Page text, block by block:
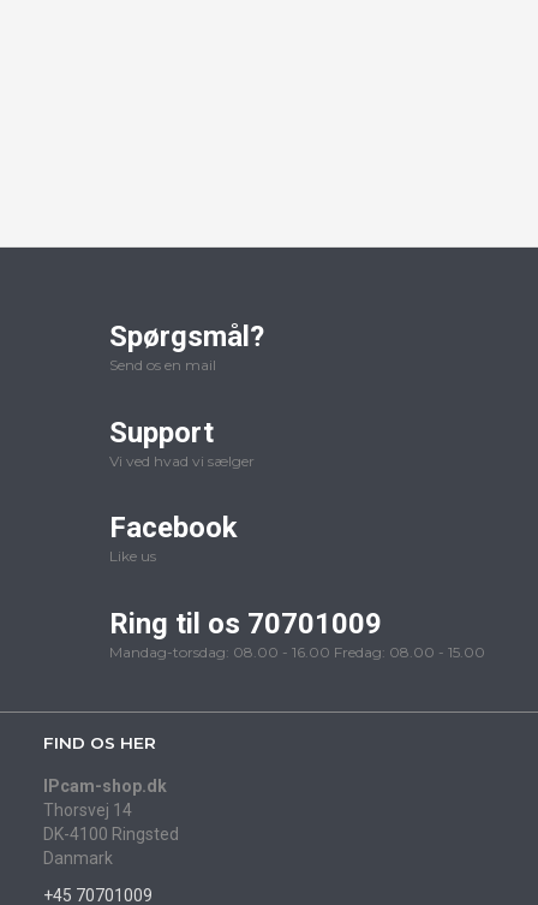
Spørgsmål?
Send os en mail
Support
Vi ved hvad vi sælger
Facebook
Like us
Ring til os 70701009
Mandag-torsdag: 08.00 - 16.00 Fredag: 08.00 - 15.00
FIND OS HER
IPcam-shop.dk
Thorsvej 14
DK-4100 Ringsted
Danmark
+45 70701009